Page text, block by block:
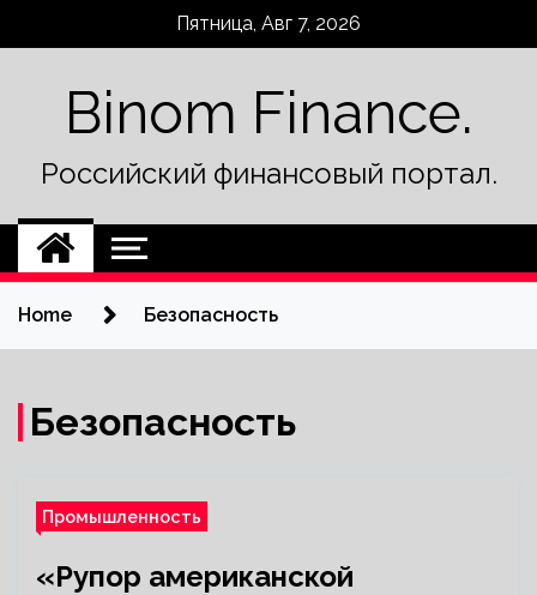
Пятница, Авг 7, 2026
Binom Finance.
Российский финансовый портал.
Home Безопасность
Безопасность
Промышленность
«Рупор американской